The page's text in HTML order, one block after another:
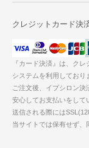
クレジットカード決
『カード決済』は、ク
システムを利用しており
ご注文後、イプシロン決
安心してお支払いをして
送信される際には
当サイトでは保有せず、